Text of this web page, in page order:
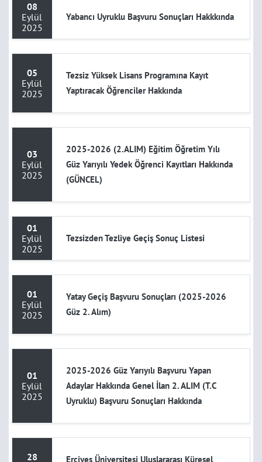
08
Eylül
2025
Yabancı Uyruklu Başvuru Sonuçları Hakkkında
05
Eylül
2025
Tezsiz Yüksek Lisans Programına Kayıt
Yaptıracak Öğrenciler Hakkında
03
Eylül
2025
2025-2026 (2.ALIM) Eğitim Öğretim Yılı
Güz Yarıyılı Yedek Öğrenci Kayıtları Hakkında
(GÜNCEL)
01
Eylül
2025
Tezsizden Tezliye Geçiş Sonuç Listesi
01
Eylül
2025
Yatay Geçiş Başvuru Sonuçları (2025-2026
Güz 2. Alım)
01
Eylül
2025
2025-2026 Güz Yarıyılı Başvuru Yapan
Adaylar Hakkında Genel İlan 2. ALIM (T.C
Uyruklu) Başvuru Sonuçları Hakkında
28
Erciyes Üniversitesi Uluslararası Küresel